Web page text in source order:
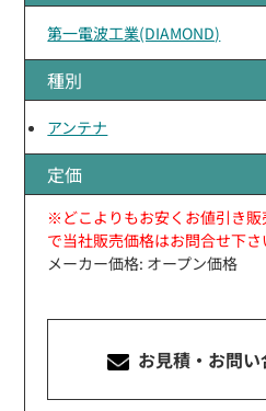
第一電波工業(DIAMOND)
種別
アンテナ
定価
※どこよりもお安くお値引き
で当社販売価格はお問合せ下さ
メーカー価格: オープン価格
お見積・お問い